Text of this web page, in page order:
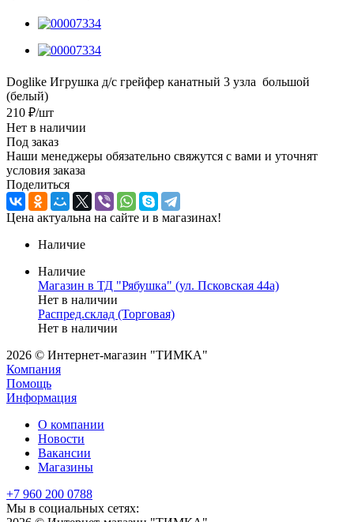
Doglike Игрушка д/с грейфер канатный 3 узла большой
(белый)
210 ₽/шт
Нет в наличии
Под заказ
Наши менеджеры обязательно свяжутся с вами и уточнят
условия заказа
Поделиться
Цена актуальна на сайте и в магазинах!
Наличие
Наличие
Магазин в ТД "Рябушка" (ул. Псковская 44а)
Нет в наличии
Распред.склад (Торговая)
Нет в наличии
2026 © Интернет-магазин "ТИМКА"
Компания
Помощь
Информация
О компании
Новости
Вакансии
Магазины
+7 960 200 0788
Мы в социальных сетях: